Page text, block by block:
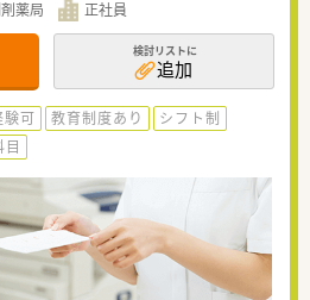
薬局 正社員
検討リストに
追加
験可 教育制度あり
シフト制